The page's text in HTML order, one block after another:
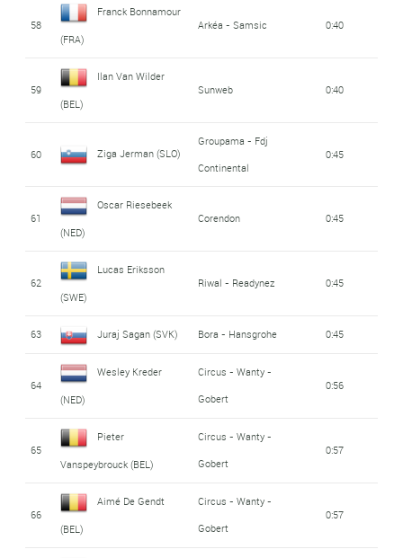
58
Franck Bonnamour
(FRA)
Arkéa - Samsic 0:40
59
Ilan Van Wilder
(BEL)
Sunweb 0:40
60 Ziga Jerman (SLO)
Groupama - Fdj
Continental
0:45
61
Oscar Riesebeek
(NED)
Corendon 0:45
62
Lucas Eriksson
(SWE)
Riwal - Readynez 0:45
63 Juraj Sagan (SVK) Bora - Hansgrohe 0:45
64
Wesley Kreder
(NED)
Circus - Wanty -
Gobert
0:56
65
Pieter
Vanspeybrouck (BEL)
Circus - Wanty -
Gobert
0:57
66
Aimé De Gendt
(BEL)
Circus - Wanty -
Gobert
0:57